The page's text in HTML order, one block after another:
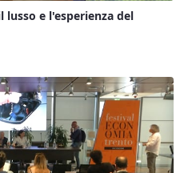
lusso e l'esperienza del